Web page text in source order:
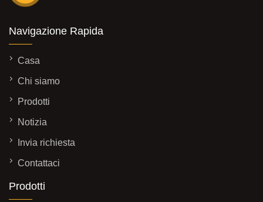
Navigazione Rapida
Casa
Chi siamo
Prodotti
Notizia
Invia richiesta
Contattaci
Prodotti